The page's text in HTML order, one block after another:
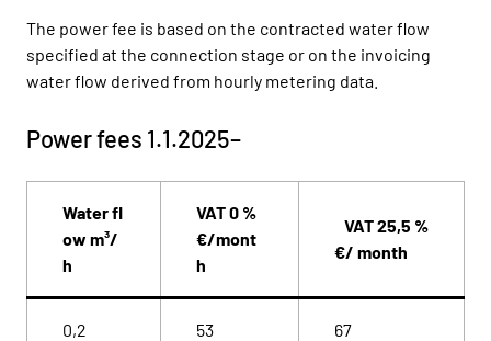
The power fee is based on the contracted water flow
specified at the connection stage or on the invoicing
water flow derived from hourly metering data.
Power fees 1.1.2025–
Water fl
ow m³/
h
VAT 0 %
€/mont
h
VAT 25,5 %
€/ month
0,2 53 67